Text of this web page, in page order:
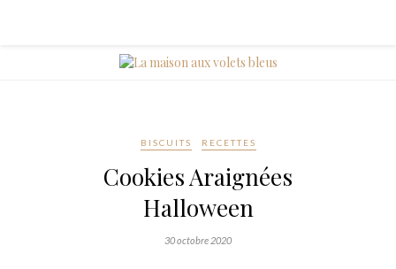
BISCUITS RECETTES
Cookies Araignées
Halloween
30 octobre 2020